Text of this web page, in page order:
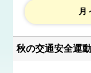
月
秋の交通安全運